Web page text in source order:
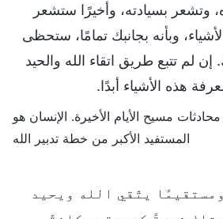
وتشعر بسيادته، وأخيرًا ستشعر
وبأنه بجانبك تمامًا، ستحظى
إن لم تتبع طريق اتقاء الله والحيد
هذه الأشياء أبدًا.
الكلمة، ج. 3. محادثات مسيح الأيام الأخيرة. الإنسان هو
المستفيد الأكبر من خطة تدبير الله
يتّقي الله ويحيد